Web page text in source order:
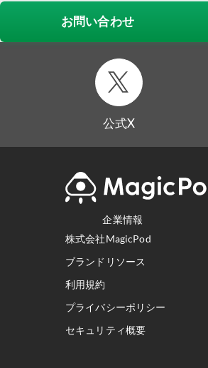
お問い合わせ
公式X
企業情報
株式会社MagicPod
ブランドリソース
利用規約
プライバシーポリシー
セキュリティ概要